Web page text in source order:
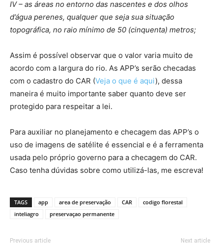
IV – as áreas no entorno das nascentes e dos olhos
d’água perenes, qualquer que seja sua situação
topográfica, no raio mínimo de 50 (cinquenta) metros;
Assim é possível observar que o valor varia muito de
acordo com a largura do rio. As APP’s serão checadas
com o cadastro do CAR (Veja o que é aqui), dessa
maneira é muito importante saber quanto deve ser
protegido para respeitar a lei.
Para auxiliar no planejamento e checagem das APP’s o
uso de imagens de satélite é essencial e é a ferramenta
usada pelo próprio governo para a checagem do CAR.
Caso tenha dúvidas sobre como utilizá-las, me escreva!
TAGS app area de preservação CAR
codigo florestal
inteliagro
preservaçao permanente
Previous article Next article